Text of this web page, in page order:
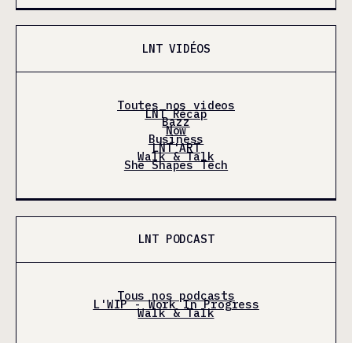
LNT VIDÉOS
Toutes nos videos
LNT Récap
Bazz
Now
Business
LNT'ART
Walk & Talk
She Shapes Tech
LNT PODCAST
Tous nos podcasts
L'WIP - Work In Progress
Walk & Talk